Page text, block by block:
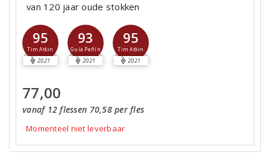
van 120 jaar oude stokken
95
Tim Atkin
2021
93
Guía Peñín
2021
95
Tim Atkin
2021
77,00
vanaf 12 flessen 70,58 per fles
Momenteel niet leverbaar